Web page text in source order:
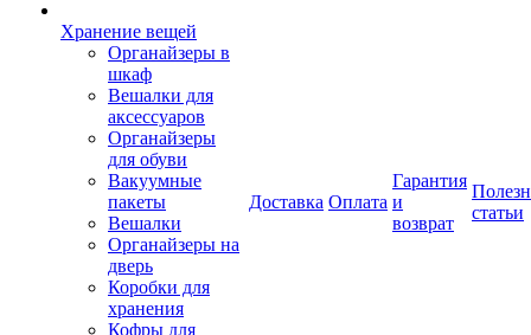
Хранение вещей
Органайзеры в
шкаф
Вешалки для
аксессуаров
Органайзеры
для обуви
Вакуумные
пакеты
Вешалки
Органайзеры на
дверь
Коробки для
хранения
Кофры для
Доставка Оплата
Гарантия
и
возврат
статьи